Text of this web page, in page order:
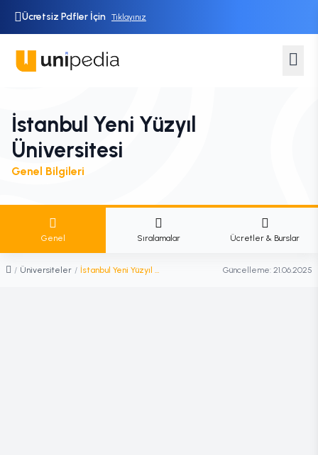
Ücretsiz Pdfler İçin Tıklayınız
İstanbul Yeni Yüzyıl
Üniversitesi
Genel Bilgileri
Genel Sıralamalar Ücretler & Burslar
/ Üniversiteler / İstanbul Yeni Yüzyıl Üniversitesi Güncelleme: 21.06.2025